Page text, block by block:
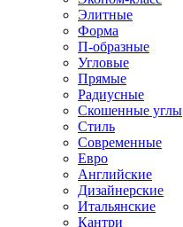
Элитные
Форма
П-образные
Угловые
Прямые
Радиусные
Скошенные углы
Стиль
Современные
Евро
Английские
Дизайнерские
Итальянские
Кантри